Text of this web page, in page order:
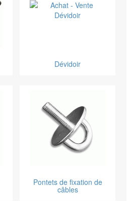
Dévidoir
Pontets de fixation de
câbles